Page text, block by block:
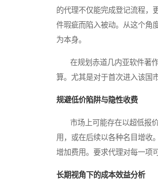
的代理不仅能完成登记流程，
件瑕疵而陷入被动。从这个角
为本身。
在规划赤道几内亚软件著作
算。尤其是对于首次进入该国
规避低价陷阱与隐性收费
市场上可能存在以超低报价
用，或在后续以各种名目增收
增加费用。要求代理对每一项
长期视角下的成本效益分析